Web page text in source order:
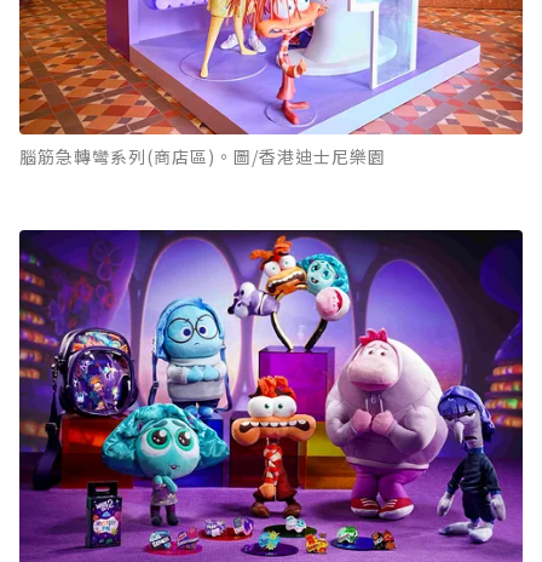
腦筋急轉彎系列(商店區)。圖/香港迪士尼樂園